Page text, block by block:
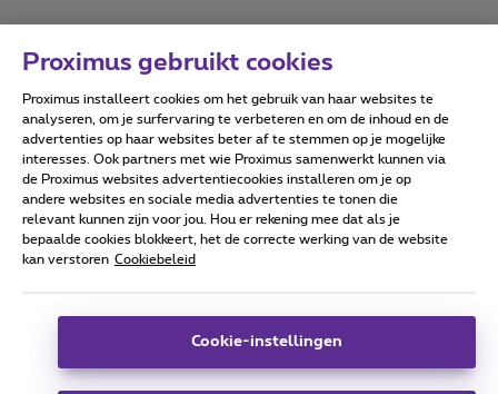
Forumvoorwaarden Accessibility statement
Alle rechten voorbehouden. © Proximus
Algemene voorwaarden, consumenteninfo
Deze website is gecreëerd en wordt beheerd conform het
Koning Albert II-laan 27 - B-1030 Brussel.
Proximus gebruikt cookies
Proximus installeert cookies om het gebruik van haar websites te
analyseren, om je surfervaring te verbeteren en om de inhoud en de
advertenties op haar websites beter af te stemmen op je mogelijke
interesses. Ook partners met wie Proximus samenwerkt kunnen via
de Proximus websites advertentiecookies installeren om je op
andere websites en sociale media advertenties te tonen die
relevant kunnen zijn voor jou. Hou er rekening mee dat als je
bepaalde cookies blokkeert, het de correcte werking van de website
kan verstoren Cookiebeleid
Cookie-instellingen